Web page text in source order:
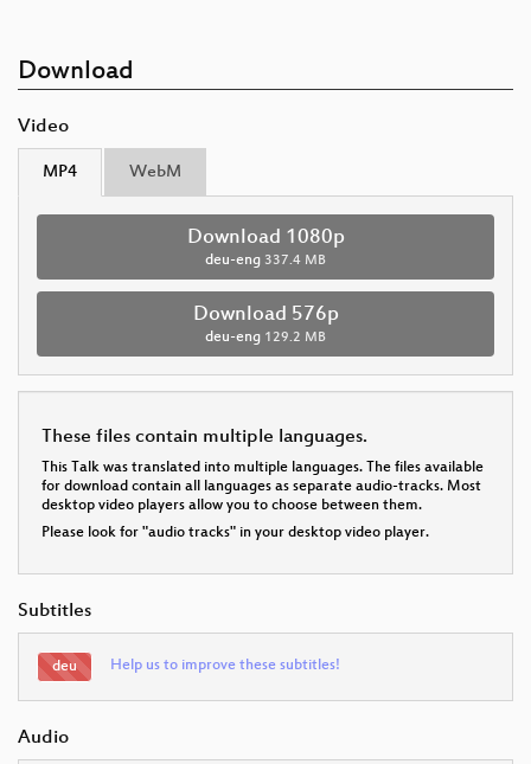
Download
Video
MP4 WebM
Download 1080p
deu-eng 337.4 MB
Download 576p
deu-eng 129.2 MB
These files contain multiple languages.
This Talk was translated into multiple languages. The files available
for download contain all languages as separate audio-tracks. Most
desktop video players allow you to choose between them.
Please look for "audio tracks" in your desktop video player.
Subtitles
deu Help us to improve these subtitles!
Audio